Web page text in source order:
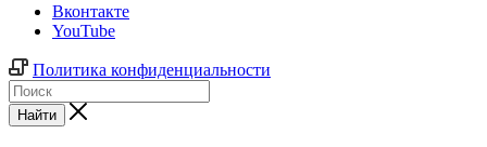
Вконтакте
YouTube
Политика конфиденциальности
Найти